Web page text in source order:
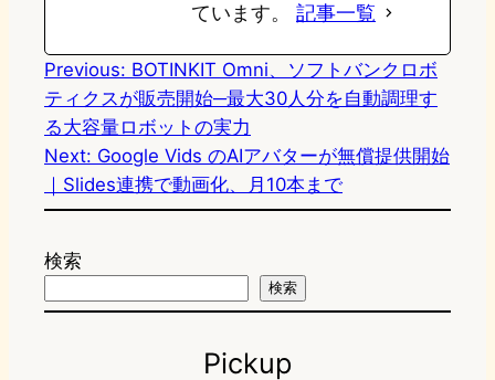
ています。 記事一覧
Previous: BOTINKIT Omni、ソフトバンクロボ
ティクスが販売開始─最大30人分を自動調理す
る大容量ロボットの実力
Next: Google Vids のAIアバターが無償提供開始
｜Slides連携で動画化、月10本まで
検索
検索
Pickup